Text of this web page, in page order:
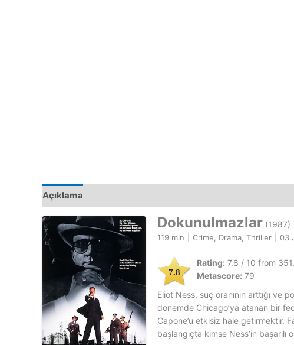
Açıklama
Dokunulmazlar (1987)
119 min Crime, Drama, Thriller 03
7.8
Rating: 7.8 / 10 from
Metascore: 79
Eliot Ness, suç oranının arttığı ve
dönemde Chicago’ya atanan bir
Capone’u etkisiz hale getirmektir.
başlangıçta kimse Ness’in